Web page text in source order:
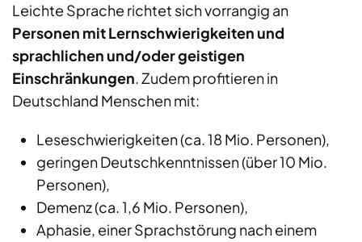
Leichte Sprache richtet sich vorrangig an
Personen mit Lernschwierigkeiten und
sprachlichen und/oder geistigen
Einschränkungen. Zudem profitieren in
Deutschland Menschen mit:
Leseschwierigkeiten (ca. 18 Mio. Personen),
geringen Deutschkenntnissen (über 10 Mio.
Personen),
Demenz (ca. 1,6 Mio. Personen),
Aphasie, einer Sprachstörung nach einem